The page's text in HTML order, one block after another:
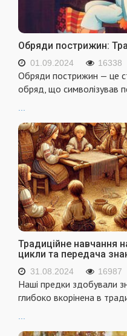
Обряди пострижин:
01.09.2024 16338
Обряди пострижин — це
обряд, що символізував
Традиційне навчання
цикли та передача
31.08.2024 16987
Наші предки здобували
глибоко вкорінена в
...